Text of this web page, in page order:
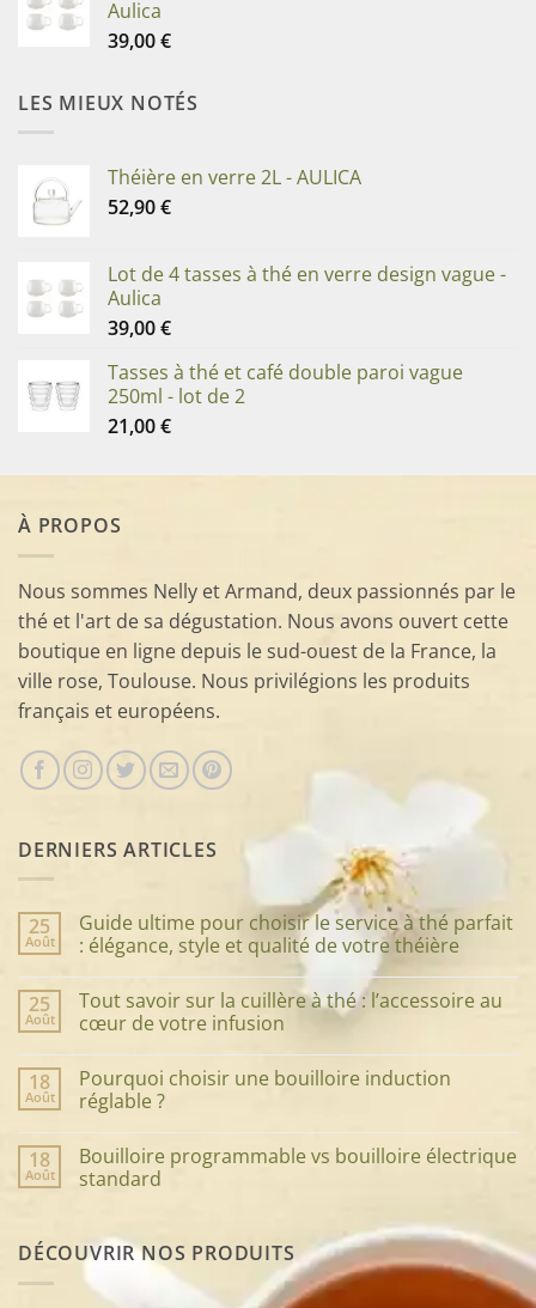
Aulica
39,00€
LES MIEUX NOTÉS
Théière en verre 2L - AULICA
52,90€
Lot de 4 tasses à thé en verre design vague -
Aulica
39,00€
Tasses à thé et café double paroi vague
250ml - lot de 2
21,00€
À PROPOS
Nous sommes Nelly et Armand, deux passionnés par le
thé et l'art de sa dégustation. Nous avons ouvert cette
boutique en ligne depuis le sud-ouest de la France, la
ville rose, Toulouse. Nous privilégions les produits
français et européens.
DERNIERS ARTICLES
25
Août
Guide ultime pour choisir le service à thé parfait
: élégance, style et qualité de votre théière
sur
Guide
ultime
le
service
à
élégance,
style
votre
théière
25
Août
Tout savoir sur la cuillère à thé : l’accessoire au
cœur de votre infusion
sur
Tout
savoir
cuillère
à
thé
cœur
de
votre
infusion
18
Août
Pourquoi choisir une bouilloire induction
réglable ?
sur
Pourquoi
choisir
induction
réglable
?
18
Août
Bouilloire programmable vs bouilloire électrique
standard
Bouilloire
programmable
vs
bouilloire
DÉCOUVRIR NOS PRODUITS